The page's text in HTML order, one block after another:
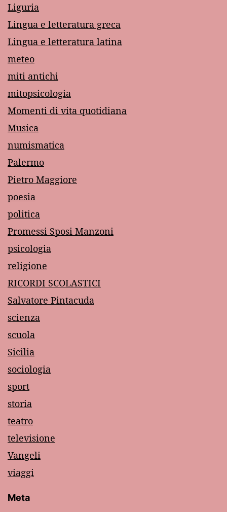
Liguria
Lingua e letteratura greca
Lingua e letteratura latina
meteo
miti antichi
mitopsicologia
Momenti di vita quotidiana
Musica
numismatica
Palermo
Pietro Maggiore
poesia
politica
Promessi Sposi Manzoni
psicologia
religione
RICORDI SCOLASTICI
Salvatore Pintacuda
scienza
scuola
Sicilia
sociologia
sport
storia
teatro
televisione
Vangeli
viaggi
Meta